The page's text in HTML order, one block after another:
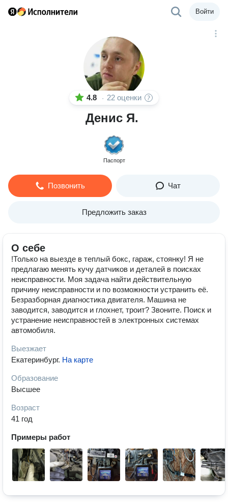
Войти
4.8 · 22 оценки
Денис Я.
Паспорт
Позвонить Чат
Предложить заказ
О себе
!Только на выезде в теплый бокс, гараж, стоянку! Я не
предлагаю менять кучу датчиков и деталей в поисках
неисправности. Моя задача найти действительную
причину неисправности и по возможности устранить её.
Безразборная диагностика двигателя. Машина не
заводится, заводится и глохнет, троит? Звоните. Поиск и
устранение неисправностей в электронных системах
автомобиля.
Выезжает
Екатеринбург. На карте
Образование
Высшее
Возраст
41 год
Примеры работ